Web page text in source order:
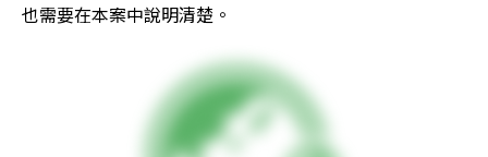
也需要在本案中說明清楚。